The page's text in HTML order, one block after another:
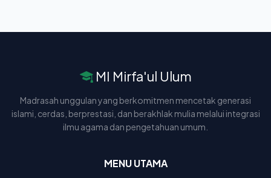
MI Mirfa'ul Ulum
Madrasah unggulan yang berkomitmen mencetak generasi
islami, cerdas, berprestasi, dan berakhlak mulia melalui integrasi
ilmu agama dan pengetahuan umum.
MENU UTAMA